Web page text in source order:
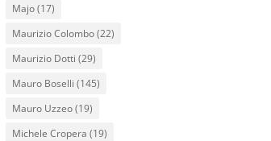
Majo(17)
Maurizio Colombo(22)
Maurizio Dotti (29)
Mauro Boselli (145)
Mauro Uzzeo(19)
Michele Cropera (19)